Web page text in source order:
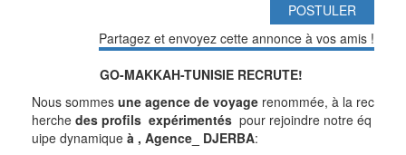
POSTULER
Partagez et envoyez cette annonce à vos amis !
GO-MAKKAH-TUNISIE RECRUTE!
Nous sommes une agence de voyage renommée, à la rec
herche des profils expérimentés pour rejoindre notre éq
uipe dynamique à , Agence_ DJERBA: